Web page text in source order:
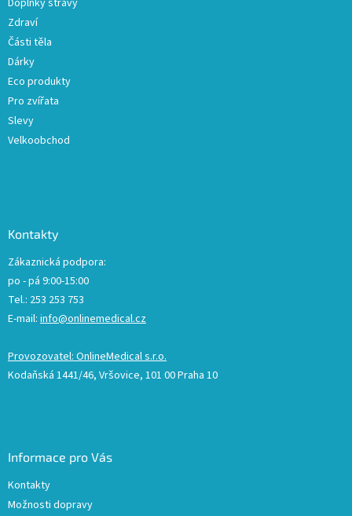
Doplňky stravy
Zdraví
Části těla
Dárky
Eco produkty
Pro zvířata
Slevy
Velkoobchod
Kontakty
Zákaznická podpora:
po - pá 9:00-15:00
Tel.: 253 253 753
E-mail: info@onlinemedical.cz
Provozovatel: OnlineMedical s.r.o.
Kodaňská 1441/46, Vršovice, 101 00 Praha 10
Informace pro Vás
Kontakty
Možnosti dopravy